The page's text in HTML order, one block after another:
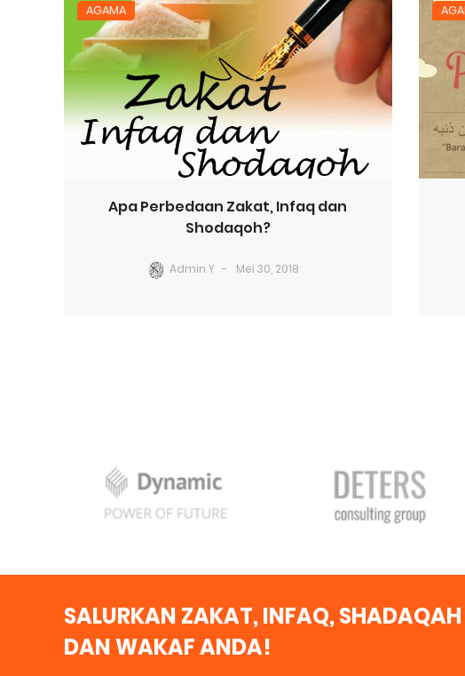
AGAMA
Apa Perbedaan Zakat, Infaq dan
Shodaqoh?
Admin Y Mei 30, 2018
SALURKAN ZAKAT, INFAQ, SHADAQAH
DAN WAKAF ANDA!